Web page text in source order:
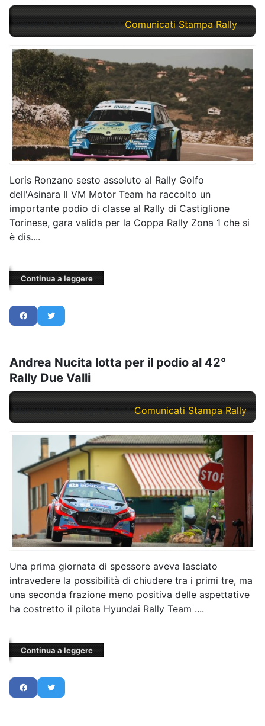
Giovedì, 04 Luglio 2024 Comunicati Stampa Rally
Loris Ronzano sesto assoluto al Rally Golfo
dell'Asinara Il VM Motor Team ha raccolto un
importante podio di classe al Rally di Castiglione
Torinese, gara valida per la Coppa Rally Zona 1 che si
è dis....
Continua a leggere
Andrea Nucita lotta per il podio al 42°
Rally Due Valli
Mercoledì, 03 Luglio 2024 Comunicati Stampa Rally
Una prima giornata di spessore aveva lasciato
intravedere la possibilità di chiudere tra i primi tre, ma
una seconda frazione meno positiva delle aspettative
ha costretto il pilota Hyundai Rally Team ....
Continua a leggere